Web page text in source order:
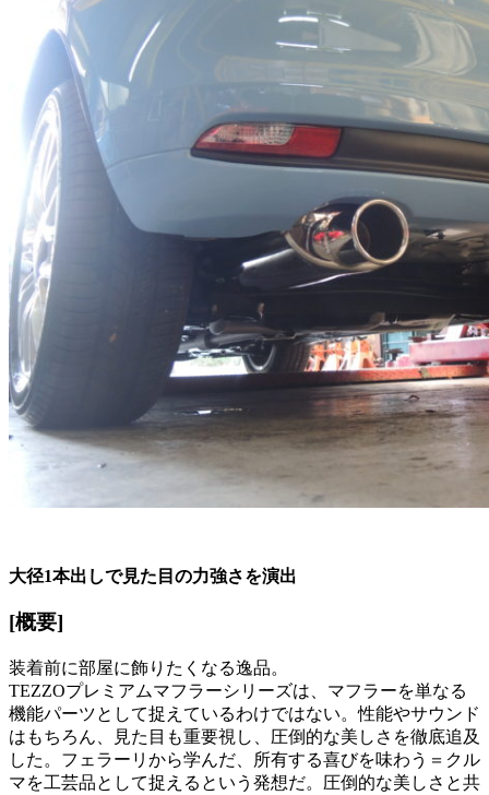
大径1本出しで見た目の力強さを演出
[概要]
装着前に部屋に飾りたくなる逸品。
TEZZOプレミアムマフラーシリーズは、マフラーを単なる
機能パーツとして捉えているわけではない。性能やサウンド
はもちろん、見た目も重要視し、圧倒的な美しさを徹底追及
した。フェラーリから学んだ、所有する喜びを味わう＝クル
マを工芸品として捉えるという発想だ。圧倒的な美しさと共